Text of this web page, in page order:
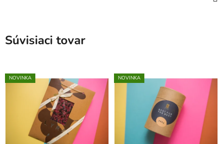
Súvisiaci tovar
NOVINKA NOVINKA